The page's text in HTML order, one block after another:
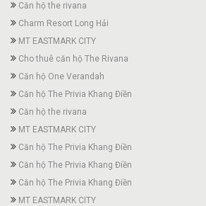
Căn hộ the rivana
Charm Resort Long Hải
MT EASTMARK CITY
Cho thuê căn hộ The Rivana
Căn hộ One Verandah
Căn hộ The Privia Khang Điền
Căn hộ the rivana
MT EASTMARK CITY
Căn hộ The Privia Khang Điền
Căn hộ The Privia Khang Điền
Căn hộ The Privia Khang Điền
MT EASTMARK CITY